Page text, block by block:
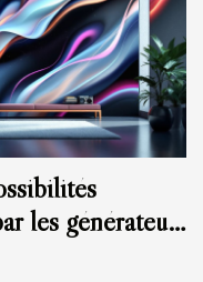
les générateurs